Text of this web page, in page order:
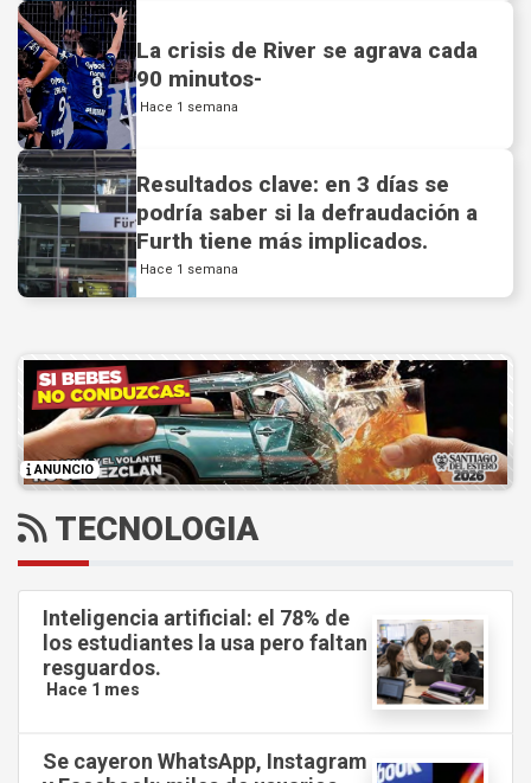
La crisis de River se agrava cada
90 minutos-
Hace 1 semana
Resultados clave: en 3 días se
podría saber si la defraudación a
Furth tiene más implicados.
Hace 1 semana
ANUNCIO
TECNOLOGIA
Inteligencia artificial: el 78% de
los estudiantes la usa pero faltan
resguardos.
Hace 1 mes
Se cayeron WhatsApp, Instagram